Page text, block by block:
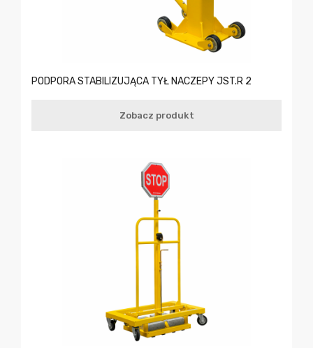
PODPORA STABILIZUJĄCA TYŁ NACZEPY JST.R 2
Zobacz produkt